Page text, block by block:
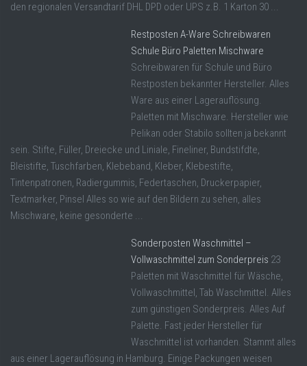
den regionalen Versandtarif DHL DPD oder UPS z.B. 1 Karton 30 ...
Restposten A-Ware Schreibwaren
Schule Büro Paletten Mischware
Schreibwaren für Schule und Büro
Restposten bekannter Hersteller. Alles
Ware aus einer Lagerauflösung.
Paletten mit Mischware. Hersteller wie
Pelikan oder Stabilo sollten ja bekannt
sein. Stifte, Füller, Dreiecke und Liniale, Fineliner, Bundstifdte,
Bleistifte, Tuschfarben, Klebeband, Kleber, Klebestifte,
Tintenpatronen, Radiergummis, Federtaschen, Druckerpapier,
Textmarker, Pinsel Alles so wie auf den Bildern zu sehen, alles
Mischware, keine gesonderte ...
Sonderposten Waschmittel –
Vollwaschmittel zum Sonderpreis 23
Paletten mit Waschmittel für Wäsche,
Vollwaschmittel, Tab Waschmittel. Alles
zum günstigen Sonderpreis. Alles Auf
Palette. Fast jeder Hersteller für
Waschmittel ist vorhanden. Stammt alles
aus einer Lagerauflösung in Hamburg. Einige Packungen weisen